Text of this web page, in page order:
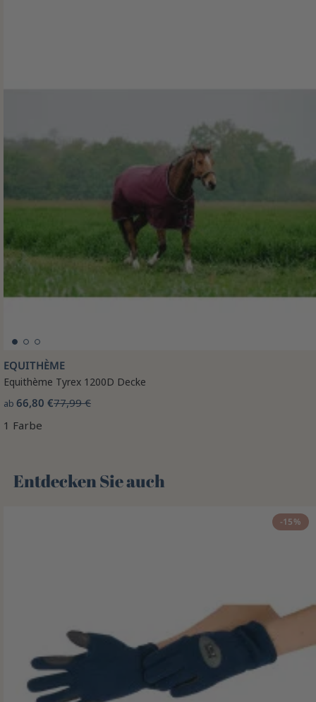
EQUITHÈME
Equithème Tyrex 1200D Decke
ab 66,80 €77,99 €
1 Farbe
Entdecken Sie auch 🌻
-15%